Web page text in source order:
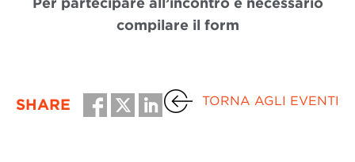
compilare il form
SHARE TORNA AGLI EVENTI